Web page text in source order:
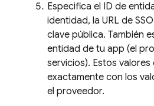
Especifica el ID de
identidad, la URL de
clave pública. También
entidad de tu app (el
servicios). Estos
exactamente con los
el proveedor.